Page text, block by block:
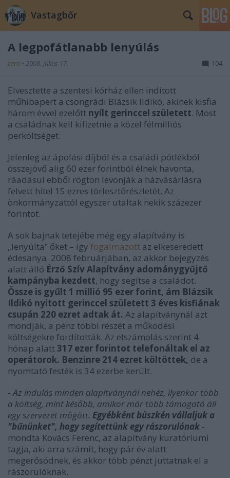
Vastagbőr
A legpofátlanabb lenyúlás
zero • 2008. július 17. 104
Elvesztette a szentesi kórház ellen indított
műhibapert a csongrádi Blázsik Ildikó, akinek kisfia
három évvel ezelőtt nyílt gerinccel született. Most
a családnak kell kifizetnie a közel félmilliós
perköltséget.
Jelenleg az ápolási díjból és a családi pótlékból
összejövő alig 60 ezer forintból élnek havonta,
ráadásul ebből rögtön levonják a házvásárlásra
felvett hitel 15 ezres törlesztőrészletét. Az
önkormányzattól egyszer utaltak nekik százezer
forintot.
A sok bajnak tetejébe még egy alapítvány is
„lenyúlta” őket – így fogalmazott az elkeseredett
édesanya. 2008 februárjában, az akkor bejegyzés
alatt álló Érző Szív Alapítvány adománygyűjtő
kampányba kezdett, hogy segítse a családot.
Össze is gyűlt 1 millió 95 ezer forint, ám Blázsik
Ildikó nyitott gerinccel született 3 éves kisfiának
csupán 220 ezret adtak át. Az alapítványnál azt
mondják, a pénz többi részét a működési
költségekre fordították. Az elszámolás szerint 4
hónap alatt317 ezer forintot telefonáltak el az
operátorok. Benzinre 214 ezret költöttek, de a
nyomtató festék is 34 ezerbe került.
-Az indulás minden alapítványnál nehéz, ilyenkor több
a költség, mint később, amikor már több támogató áll
egy szervezet mögött. Egyébként büszkén vállaljuk a
"bűnünket", hogy segítettünk egy rászorulónak -
mondta Kovács Ferenc, az alapítvány kuratóriumi
tagja, aki arra számít, hogy pár év alatt
megerősödnek, és akkor több pénzt juttatnak el a
rászorulóknak.